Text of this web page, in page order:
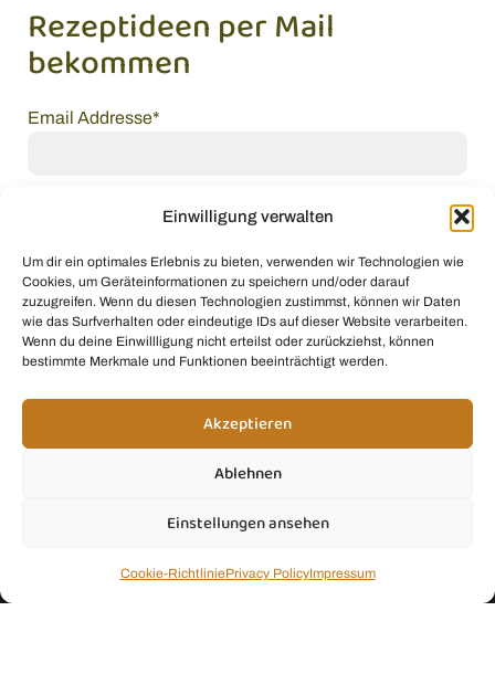
Einwilligung verwalten
Um dir ein optimales Erlebnis zu bieten, verwenden wir Technologien wie
Cookies, um Geräteinformationen zu speichern und/oder darauf
zuzugreifen. Wenn du diesen Technologien zustimmst, können wir Daten
wie das Surfverhalten oder eindeutige IDs auf dieser Website verarbeiten.
Wenn du deine Einwillligung nicht erteilst oder zurückziehst, können
bestimmte Merkmale und Funktionen beeinträchtigt werden.
Akzeptieren
Ablehnen
Einstellungen ansehen
Cookie-RichtliniePrivacy PolicyImpressum
Rezeptideen per Mail
bekommen
Email Addresse*
Juice & Fresh Drink Smoothie Kit byThoka Network Wordpress